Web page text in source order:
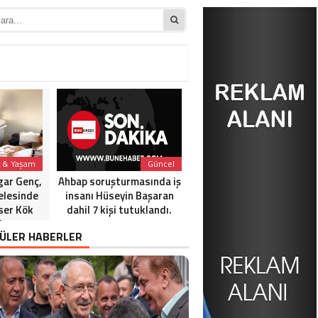
& Yaşam
Genç,
Kök
Güncel
Ahbap soruşturmasında iş
insanı Hüseyin Başaran
dahil 7 kişi tutuklandı.
HABERLER